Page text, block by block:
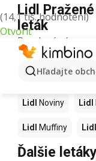
(14,1 tis. hodnotení)
Otvoriť
Hľadajte
Lidl
leták
Pre daný výraz
Ďalšie
Lidl Kapor
Lidl Noviny Lidl
Lidl Muffiny Lidl
Ďalšie